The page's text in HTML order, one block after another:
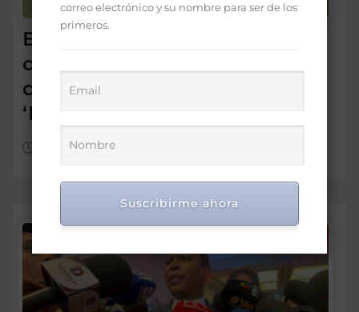
Embajada Dominicana y
comunidad en Chile reciben
con entusiasmo a las
‘Princesas del Caribe’
Ago 6, 2026
correo electrónico y su nombre para ser de los
primeros.
Suscribirme ahora